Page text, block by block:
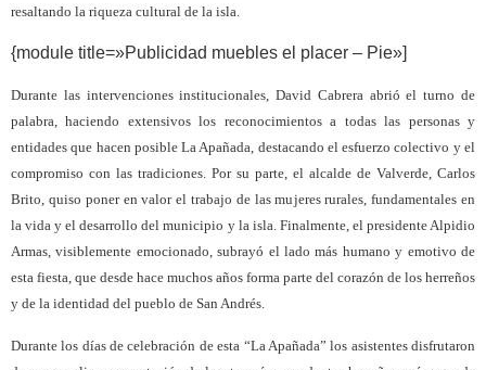
resaltando la riqueza cultural de la isla.
{module title=»Publicidad muebles el placer – Pie»]
Durante las intervenciones institucionales, David Cabrera abrió el turno de
palabra, haciendo extensivos los reconocimientos a todas las personas y
entidades que hacen posible La Apañada, destacando el esfuerzo colectivo y el
compromiso con las tradiciones. Por su parte, el alcalde de Valverde, Carlos
Brito, quiso poner en valor el trabajo de las mujeres rurales, fundamentales en
la vida y el desarrollo del municipio y la isla. Finalmente, el presidente Alpidio
Armas, visiblemente emocionado, subrayó el lado más humano y emotivo de
esta fiesta, que desde hace muchos años forma parte del corazón de los herreños
y de la identidad del pueblo de San Andrés.
Durante los días de celebración de esta “La Apañada” los asistentes disfrutaron